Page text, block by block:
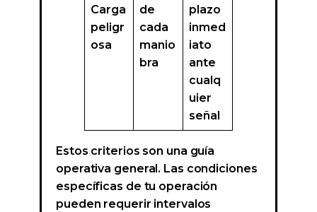
Carga
peligr
osa
de
cada
manio
bra
plazo
inmed
iato
ante
cualq
uier
señal
Estos criterios son una guía
operativa general. Las condiciones
específicas de tu operación
pueden requerir intervalos